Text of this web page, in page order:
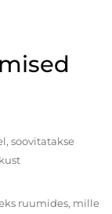
soovitatakse
ruumides, mille